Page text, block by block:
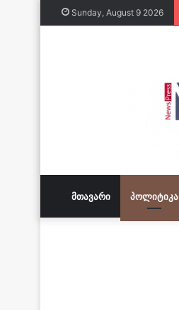
Sunday, August 9 2026
ᲛᲗᲐᲕᲐᲠᲘ ᲞᲝᲚᲘᲢᲘᲙᲐ